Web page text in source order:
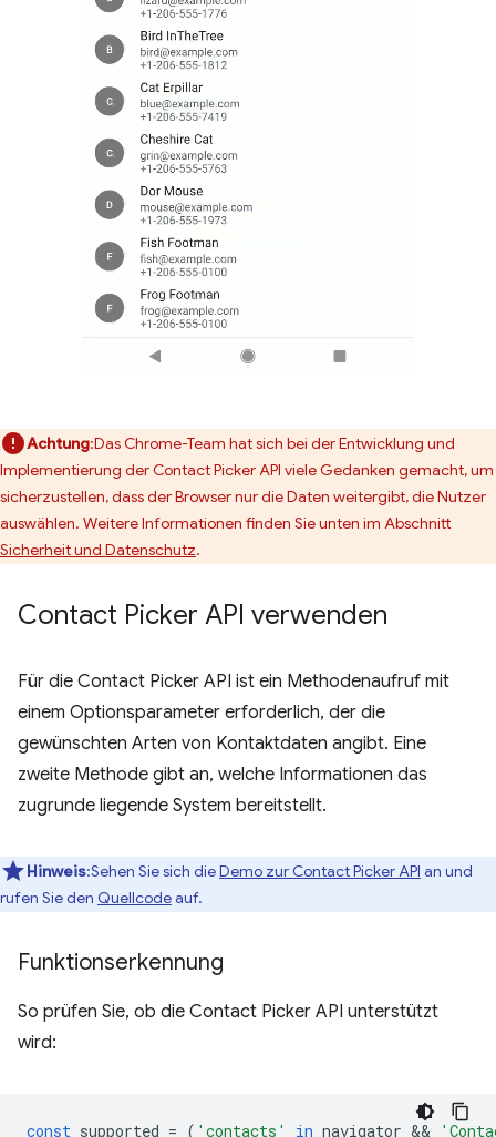
Achtung:Das Chrome-Team hat sich bei der Entwicklung und
Implementierung der Contact Picker API viele Gedanken gemacht, um
sicherzustellen, dass der Browser nur die Daten weitergibt, die Nutzer
auswählen. Weitere Informationen finden Sie unten im Abschnitt
Sicherheit und Datenschutz.
Contact Picker API verwenden
Für die Contact Picker API ist ein Methodenaufruf mit
einem Optionsparameter erforderlich, der die
gewünschten Arten von Kontaktdaten angibt. Eine
zweite Methode gibt an, welche Informationen das
zugrunde liegende System bereitstellt.
Hinweis:Sehen Sie sich dieDemo zur Contact Picker API an und
rufen Sie den Quellcodeauf.
Funktionserkennung
So prüfen Sie, ob die Contact Picker API unterstützt
wird:
const supported = ( 'contacts' in navigator &&